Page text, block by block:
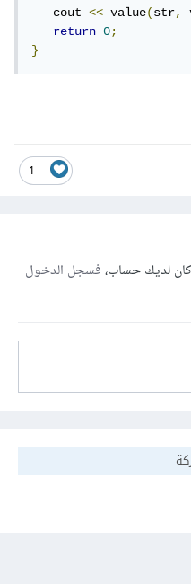
   cout
<< value(str,
return
0;
}
1
لديك حساب،فسجل الدخول